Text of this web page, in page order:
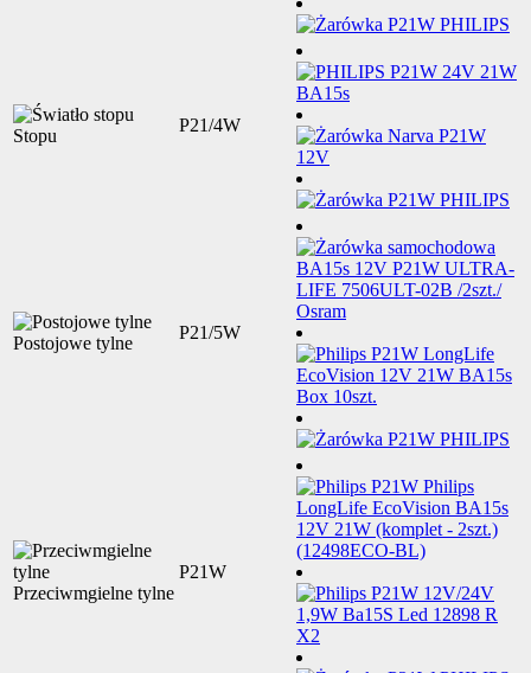
Stopu
P21/4W
Postojowe tylne
P21/5W
Przeciwmgielne tylne
P21W